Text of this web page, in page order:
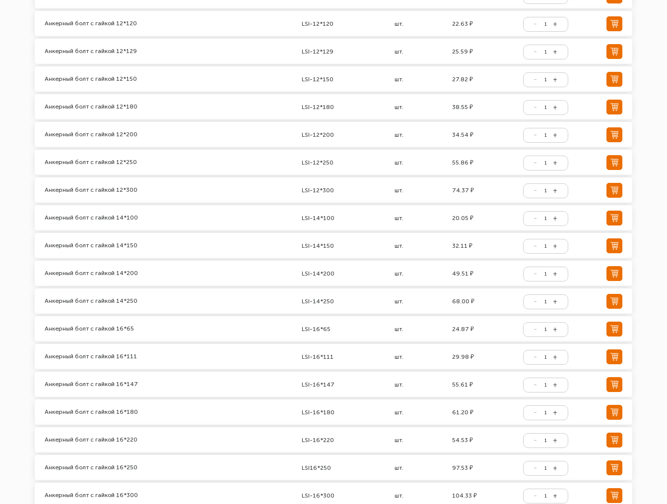
Анкерный болт с гайкой 12*120 LSI-12*120 шт. 22.63 ₽
Анкерный болт с гайкой 12*129 LSI-12*129 шт. 25.59 ₽
Анкерный болт с гайкой 12*150 LSI-12*150 шт. 27.82 ₽
Анкерный болт с гайкой 12*180 LSI-12*180 шт. 38.55 ₽
Анкерный болт с гайкой 12*200 LSI-12*200 шт. 34.54 ₽
Анкерный болт с гайкой 12*250 LSI-12*250 шт. 55.86 ₽
Анкерный болт с гайкой 12*300 LSI-12*300 шт. 74.37 ₽
Анкерный болт с гайкой 14*100 LSI-14*100 шт. 20.05 ₽
Анкерный болт с гайкой 14*150 LSI-14*150 шт. 32.11 ₽
Анкерный болт с гайкой 14*200 LSI-14*200 шт. 49.51 ₽
Анкерный болт с гайкой 14*250 LSI-14*250 шт. 68.00 ₽
Анкерный болт с гайкой 16*65 LSI-16*65 шт. 24.87 ₽
Анкерный болт с гайкой 16*111 LSI-16*111 шт. 29.98 ₽
Анкерный болт с гайкой 16*147 LSI-16*147 шт. 55.61 ₽
Анкерный болт с гайкой 16*180 LSI-16*180 шт. 61.20 ₽
Анкерный болт с гайкой 16*220 LSI-16*220 шт. 54.53 ₽
Анкерный болт с гайкой 16*250 LSI16*250 шт. 97.53 ₽
Анкерный болт с гайкой 16*300 LSI-16*300 шт. 104.33 ₽